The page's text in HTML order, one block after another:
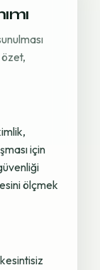
için
ölçmek